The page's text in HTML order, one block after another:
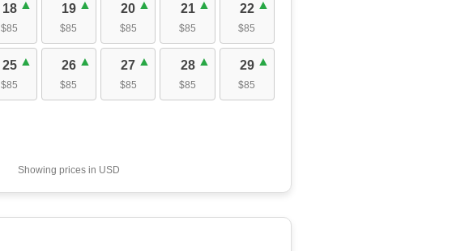
18
$85
19
$85
20
$85
21
$85
22
$85
25
$85
26
$85
27
$85
28
$85
29
$85
Showing prices in USD